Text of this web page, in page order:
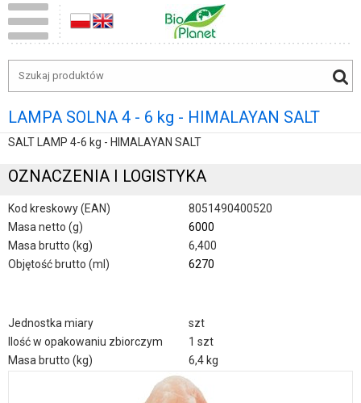
LAMPA SOLNA 4 - 6 kg - HIMALAYAN SALT
SALT LAMP 4-6 kg - HIMALAYAN SALT
OZNACZENIA I LOGISTYKA
Kod kreskowy (EAN)
8051490400520
Masa netto (g)
6000
Masa brutto (kg)
6,400
Objętość brutto (ml)
6270
Jednostka miary
szt
Ilość w opakowaniu zbiorczym
1 szt
Masa brutto (kg)
6,4 kg